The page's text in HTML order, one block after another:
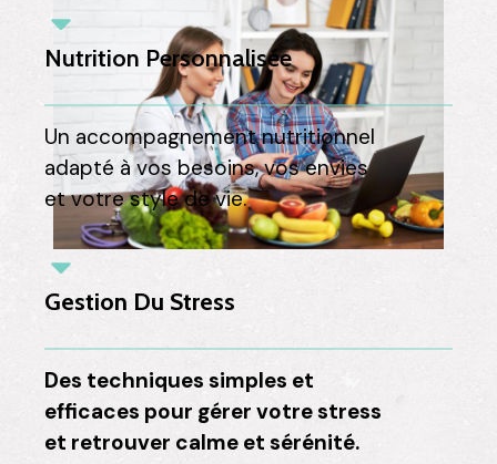
Nutrition Personnalisée
Un accompagnement nutritionnel
adapté à vos besoins, vos envies
et votre style de vie.
Gestion Du Stress
Des techniques simples et
efficaces pour gérer votre stress
et retrouver calme et sérénité.